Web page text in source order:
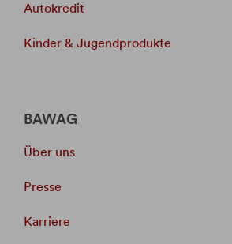
Autokredit
Kinder & Jugendprodukte
BAWAG
Über uns
Presse
Karriere